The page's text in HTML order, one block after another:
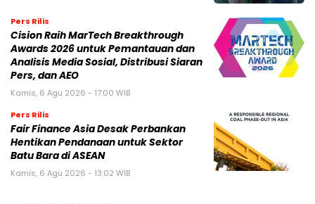
Pers Rilis
Cision Raih MarTech Breakthrough
Awards 2026 untuk Pemantauan dan
Analisis Media Sosial, Distribusi Siaran
Pers, dan AEO
Kamis, 6 Agu 2026 - 17:00 WIB
Pers Rilis
Fair Finance Asia Desak Perbankan
Hentikan Pendanaan untuk Sektor
Batu Bara di ASEAN
Kamis, 6 Agu 2026 - 13:02 WIB